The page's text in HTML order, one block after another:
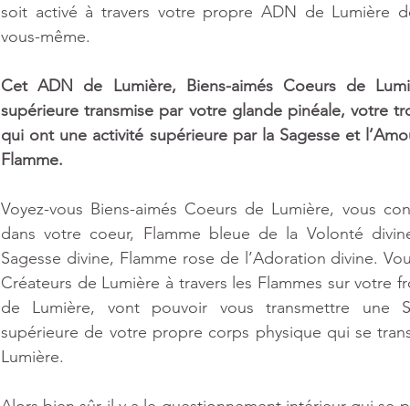
soit activé à travers votre propre ADN de Lumière
vous-même.
Cet ADN de Lumière, Biens-aimés Coeurs de
supérieure transmise par votre glande pinéale, votre
qui ont une activité supérieure par la Sagesse et
Flamme.
Voyez-vous Biens-aimés Coeurs de Lumière, vous
dans votre coeur, Flamme bleue de la Volonté
Sagesse divine, Flamme rose de l’Adoration divine.
Créateurs de Lumière à travers les Flammes sur votre
de Lumière, vont pouvoir vous transmettre une
supérieure de votre propre corps physique qui se
Lumière.